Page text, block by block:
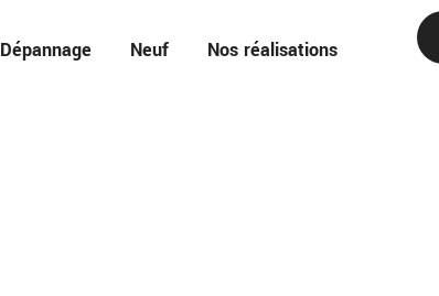
Dépannage Neuf Nos réalisations